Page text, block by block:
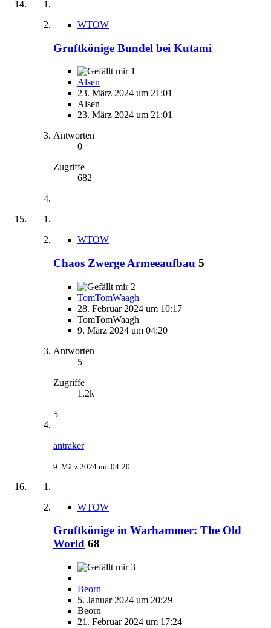
WTOW
Gruftkönige Bundel bei Kutami
1
Alsen
23. März 2024 um 21:01
Alsen
23. März 2024 um 21:01
Antworten
0
Zugriffe
682
WTOW
Chaos Zwerge Armeeaufbau 5
2
TomTomWaagh
28. Februar 2024 um 10:17
TomTomWaagh
9. März 2024 um 04:20
Antworten
5
Zugriffe
1,2k
5
antraker
9. März 2024 um 04:20
WTOW
Gruftkönige in Warhammer: The Old
World 68
3
Beorn
5. Januar 2024 um 20:29
Beorn
21. Februar 2024 um 17:24